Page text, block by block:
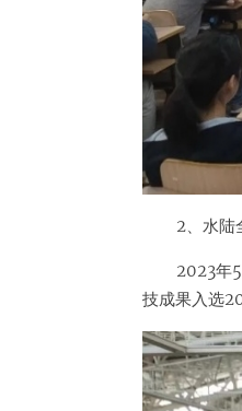
2、水陆
2023年
技成果入选